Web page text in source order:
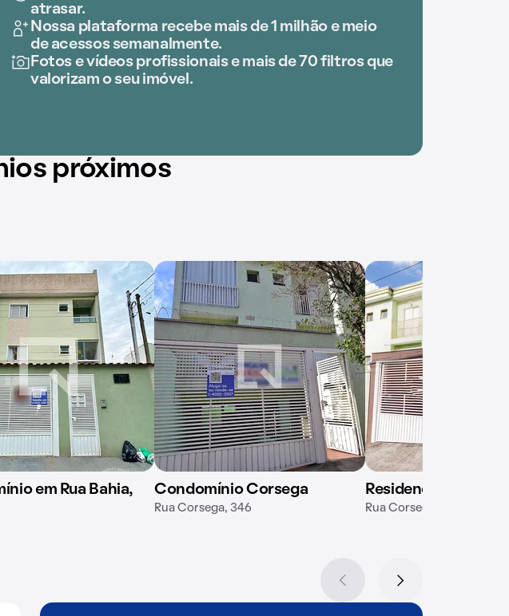
atrasar.
Nossa plataforma recebe mais de 1 milhão e meio
de acessos semanalmente.
Fotos e vídeos profissionais e mais de 70 filtros que
valorizam o seu imóvel.
próximos
em Rua Bahia,
Condomínio Corsega
Rua Corsega, 346
Residencial Lorrane
Rua Corsega, 338